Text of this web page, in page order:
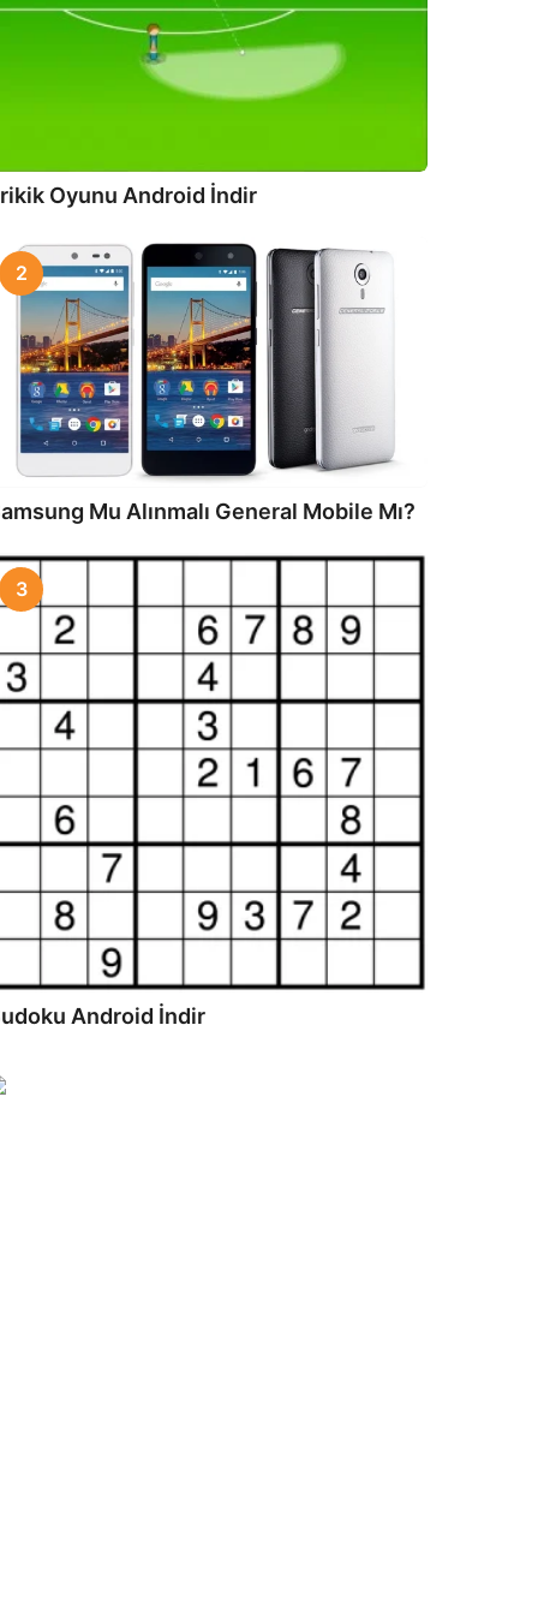
Oyunu Android İndir
2
Mu Alınmalı General Mobile Mı?
3
Android İndir